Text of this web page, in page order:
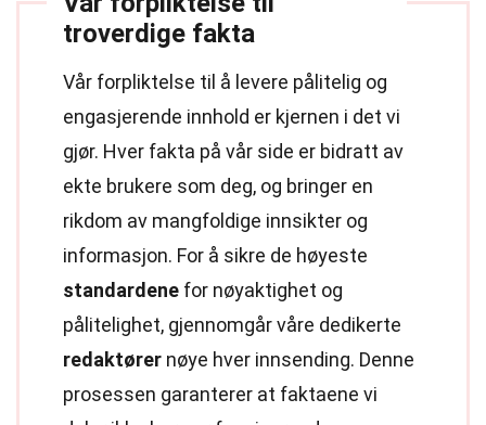
troverdige fakta
Vår forpliktelse til å levere pålitelig og
engasjerende innhold er kjernen i det vi
gjør. Hver fakta på vår side er bidratt av
ekte brukere som deg, og bringer en
rikdom av mangfoldige innsikter og
informasjon. For å sikre de høyeste
standardene for nøyaktighet og
pålitelighet, gjennomgår våre dedikerte
redaktører nøye hver innsending. Denne
prosessen garanterer at faktaene vi